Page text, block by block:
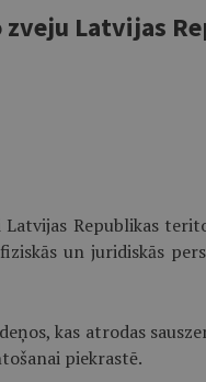
zveju Latvijas
Latvijas Republikas
un juridiskās
kas atrodas
piekrastē.